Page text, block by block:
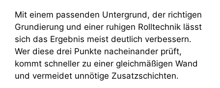
Mit einem passenden Untergrund, der richtigen
Grundierung und einer ruhigen Rolltechnik lässt
sich das Ergebnis meist deutlich verbessern.
Wer diese drei Punkte nacheinander prüft,
kommt schneller zu einer gleichmäßigen Wand
und vermeidet unnötige Zusatzschichten.